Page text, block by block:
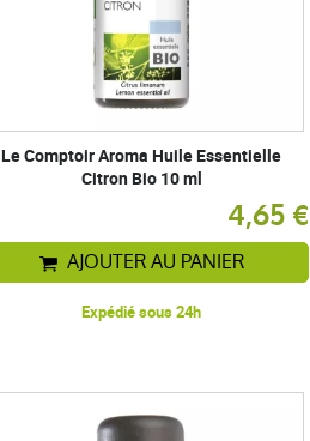
Le Comptoir Aroma Huile Essentielle
Citron Bio 10 ml
4,65 €
AJOUTER AU PANIER
Expédié sous 24h